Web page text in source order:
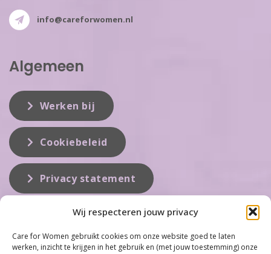
Wij respecteren jouw privacy
Care for Women gebruikt cookies om onze website goed te laten
werken, inzicht te krijgen in het gebruik en (met jouw toestemming) onze
info@careforwomen.nl
Algemeen
Werken bij
Cookiebeleid
Privacy statement
Care for Women is de eerste organisatie die zich inzet op het gebied